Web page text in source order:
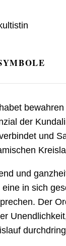
der
und
und
in sich
Der